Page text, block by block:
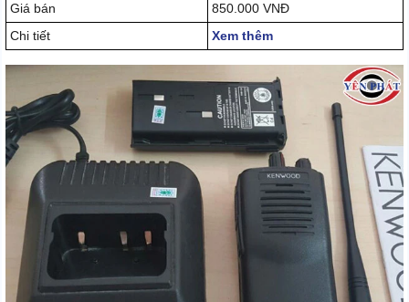
Giá bán
850.000 VNĐ
Chi tiết
Xem thêm